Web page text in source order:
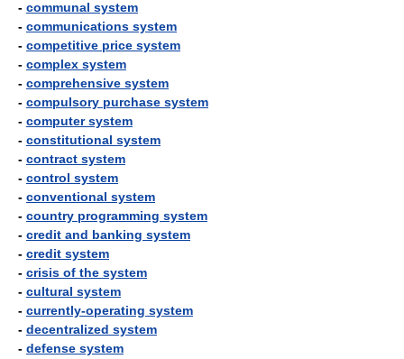
- communal system
- communications system
- competitive price system
- complex system
- comprehensive system
- compulsory purchase system
- computer system
- constitutional system
- contract system
- control system
- conventional system
- country programming system
- credit and banking system
- credit system
- crisis of the system
- cultural system
- currently-operating system
- decentralized system
- defense system